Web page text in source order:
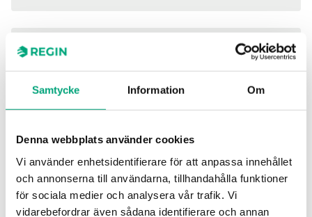
Samtycke Information Om
Denna webbplats använder cookies
Vi använder enhetsidentifierare för att anpassa innehållet
och annonserna till användarna, tillhandahålla funktioner
för sociala medier och analysera vår trafik. Vi
vidarebefordrar även sådana identifierare och annan
MJUKVARA & DOKUMENTATION
Artiklar